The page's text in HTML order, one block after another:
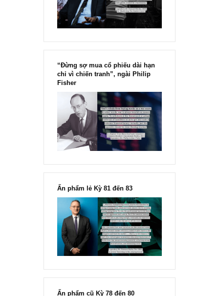
Marks
“Đừng sợ mua cổ phiếu dài hạn
chỉ vì chiến tranh”, ngài Philip
Fisher
Ấn phẩm lẻ Kỳ 81 đến 83